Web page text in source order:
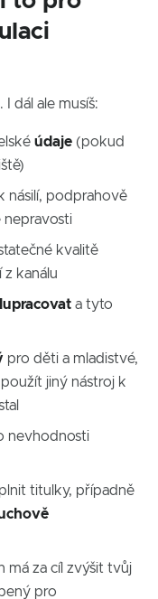
. I dál ale musíš:
údaje (pokud
k násilí, podprahově
nepravosti
kvalitě
z kanálu
a tyto
pro děti a mladistvé,
jiný nástroj k
nevhodnosti
titulky, případně
má za cíl zvýšit tvůj
pro